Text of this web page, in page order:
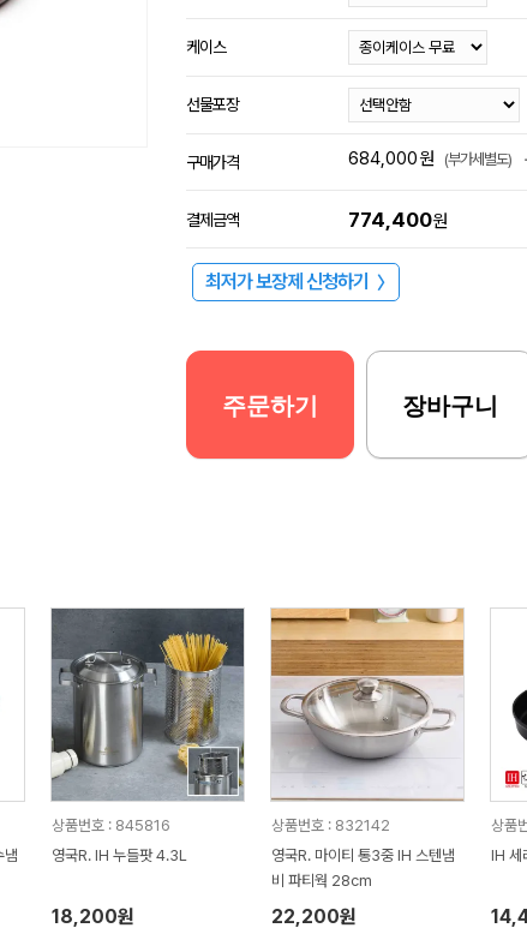
케이스
선물포장
구매가격 684,000원 (부가세별도)
결제금액 774,400원
최저가 보장제 신청하기 〉
주문하기 장바구니
냄
상품번호 : 845816
영국R. IH 누들팟 4.3L
18,200원
상품번호 : 832142
영국R. 마이티 통3중 IH 스텐냄
비 파티웍 28cm
22,200원
상품
IH 세